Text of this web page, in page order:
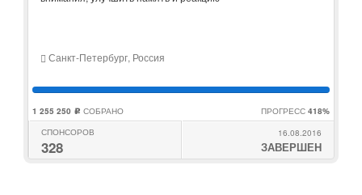
Санкт-Петербург, Россия
1 255 250 c СОБРАНО ПРОГРЕСС 418%
СПОНСОРОВ
328
16.08.2016
ЗАВЕРШЕН